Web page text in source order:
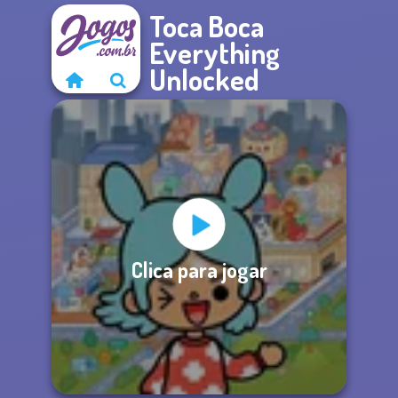
Toca Boca
Everything
Unlocked
Clica para jogar